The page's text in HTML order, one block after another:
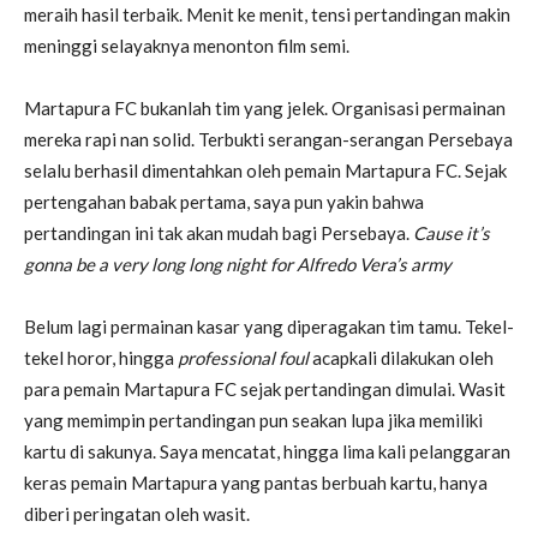
meraih hasil terbaik. Menit ke menit, tensi pertandingan makin
meninggi selayaknya menonton film semi.
Martapura FC bukanlah tim yang jelek. Organisasi permainan
mereka rapi nan solid. Terbukti serangan-serangan Persebaya
selalu berhasil dimentahkan oleh pemain Martapura FC. Sejak
pertengahan babak pertama, saya pun yakin bahwa
pertandingan ini tak akan mudah bagi Persebaya. Cause it’s
gonna be a very long long night for Alfredo Vera’s army
Belum lagi permainan kasar yang diperagakan tim tamu. Tekel-
tekel horor, hingga professional foulacapkali dilakukan oleh
para pemain Martapura FC sejak pertandingan dimulai. Wasit
yang memimpin pertandingan pun seakan lupa jika memiliki
kartu di sakunya. Saya mencatat, hingga lima kali pelanggaran
keras pemain Martapura yang pantas berbuah kartu, hanya
diberi peringatan oleh wasit.